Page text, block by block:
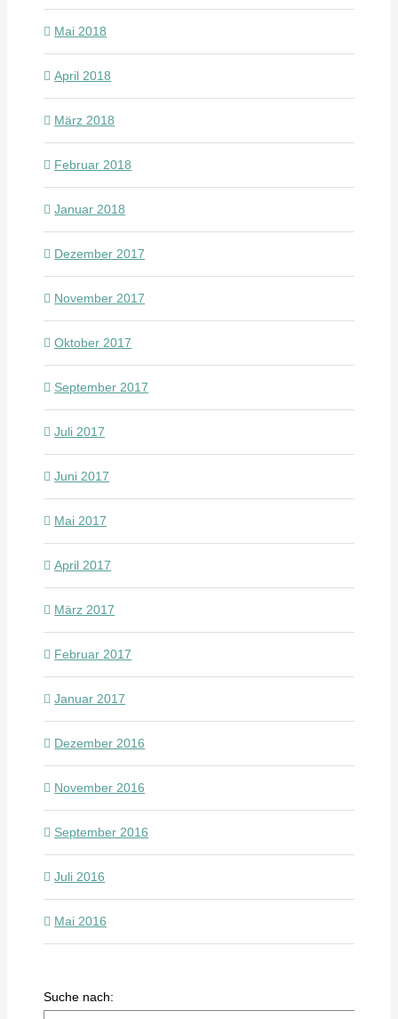
Mai 2018
April 2018
März 2018
Februar 2018
Januar 2018
Dezember 2017
November 2017
Oktober 2017
September 2017
Juli 2017
Juni 2017
Mai 2017
April 2017
März 2017
Februar 2017
Januar 2017
Dezember 2016
November 2016
September 2016
Juli 2016
Mai 2016
Suche nach: